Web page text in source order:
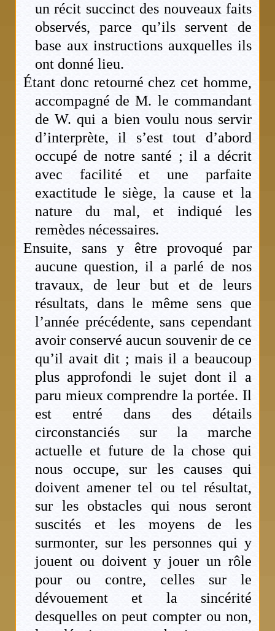
un récit succinct des nouveaux faits
observés, parce qu’ils servent de
base aux instructions auxquelles ils
ont donné lieu.
Étant donc retourné chez cet homme,
accompagné de M. le commandant
de W. qui a bien voulu nous servir
d’interprète, il s’est tout d’abord
occupé de notre santé ; il a décrit
avec facilité et une parfaite
exactitude le siège, la cause et la
nature du mal, et indiqué les
remèdes nécessaires.
Ensuite, sans y être provoqué par
aucune question, il a parlé de nos
travaux, de leur but et de leurs
résultats, dans le même sens que
l’année précédente, sans cependant
avoir conservé aucun souvenir de ce
qu’il avait dit ; mais il a beaucoup
plus approfondi le sujet dont il a
paru mieux comprendre la portée. Il
est entré dans des détails
circonstanciés sur la marche
actuelle et future de la chose qui
nous occupe, sur les causes qui
doivent amener tel ou tel résultat,
sur les obstacles qui nous seront
suscités et les moyens de les
surmonter, sur les personnes qui y
jouent ou doivent y jouer un rôle
pour ou contre, celles sur le
dévouement et la sincérité
desquelles on peut compter ou non,